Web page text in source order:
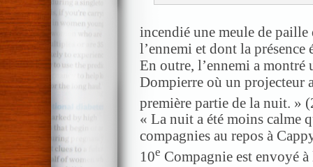
incendié une meule de
l’ennemi et dont la
En outre, l’ennemi a montré
Dompierre où un projecteur
première partie de la nuit. »
« La nuit a été moins calme
compagnies au repos à
10e Compagnie est envoyé